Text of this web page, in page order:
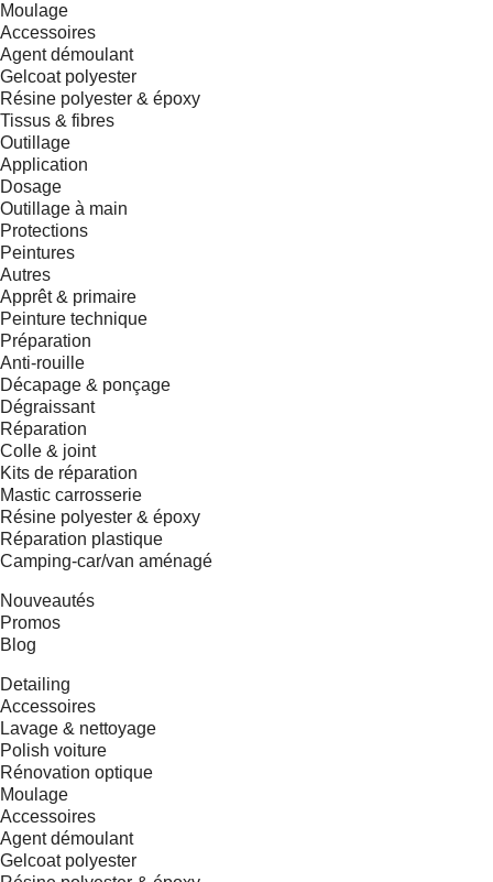
Moulage
Accessoires
Agent démoulant
Gelcoat polyester
Résine polyester & époxy
Tissus & fibres
Outillage
Application
Dosage
Outillage à main
Protections
Peintures
Autres
Apprêt & primaire
Peinture technique
Préparation
Anti-rouille
Décapage & ponçage
Dégraissant
Réparation
Colle & joint
Kits de réparation
Mastic carrosserie
Résine polyester & époxy
Réparation plastique
Camping-car/van aménagé
Nouveautés
Promos
Blog
Detailing
Accessoires
Lavage & nettoyage
Polish voiture
Rénovation optique
Moulage
Accessoires
Agent démoulant
Gelcoat polyester